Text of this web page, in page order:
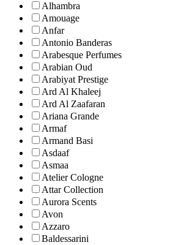
Alhambra
Amouage
Anfar
Antonio Banderas
Arabesque Perfumes
Arabian Oud
Arabiyat Prestige
Ard Al Khaleej
Ard Al Zaafaran
Ariana Grande
Armaf
Armand Basi
Asdaaf
Asmaa
Atelier Cologne
Attar Collection
Aurora Scents
Avon
Azzaro
Baldessarini